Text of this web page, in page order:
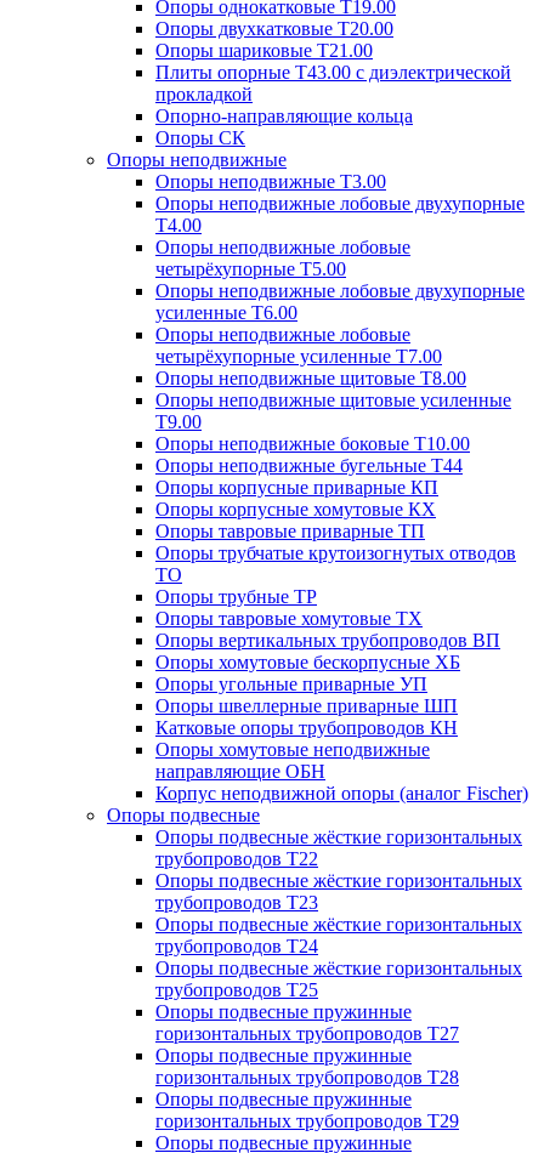
Опоры однокатковые Т19.00
Опоры двухкатковые Т20.00
Опоры шариковые Т21.00
Плиты опорные Т43.00 с диэлектрической
прокладкой
Опорно-направляющие кольца
Опоры СК
Опоры неподвижные
Опоры неподвижные Т3.00
Опоры неподвижные лобовые двухупорные
Т4.00
Опоры неподвижные лобовые
четырёхупорные Т5.00
Опоры неподвижные лобовые двухупорные
усиленные Т6.00
Опоры неподвижные лобовые
четырёхупорные усиленные Т7.00
Опоры неподвижные щитовые Т8.00
Опоры неподвижные щитовые усиленные
Т9.00
Опоры неподвижные боковые Т10.00
Опоры неподвижные бугельные Т44
Опоры корпусные приварные КП
Опоры корпусные хомутовые КХ
Опоры тавровые приварные ТП
Опоры трубчатые крутоизогнутых отводов
ТО
Опоры трубные ТР
Опоры тавровые хомутовые ТХ
Опоры вертикальных трубопроводов ВП
Опоры хомутовые бескорпусные ХБ
Опоры угольные приварные УП
Опоры швеллерные приварные ШП
Катковые опоры трубопроводов КН
Опоры хомутовые неподвижные
направляющие ОБН
Корпус неподвижной опоры (аналог Fischer)
Опоры подвесные
Опоры подвесные жёсткие горизонтальных
трубопроводов Т22
Опоры подвесные жёсткие горизонтальных
трубопроводов Т23
Опоры подвесные жёсткие горизонтальных
трубопроводов Т24
Опоры подвесные жёсткие горизонтальных
трубопроводов Т25
Опоры подвесные пружинные
горизонтальных трубопроводов Т27
Опоры подвесные пружинные
горизонтальных трубопроводов Т28
Опоры подвесные пружинные
горизонтальных трубопроводов Т29
Опоры подвесные пружинные